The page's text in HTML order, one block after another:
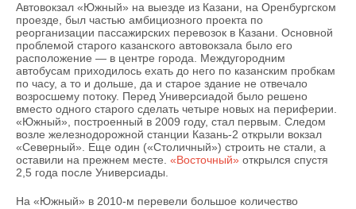
Автовокзал «Южный» на выезде из Казани, на Оренбургском
проезде, был частью амбициозного проекта по
реорганизации пассажирских перевозок в Казани. Основной
проблемой старого казанского автовокзала было его
расположение — в центре города. Междугородним
автобусам приходилось ехать до него по казанским пробкам
по часу, а то и дольше, да и старое здание не отвечало
возросшему потоку. Перед Универсиадой было решено
вместо одного старого сделать четыре новых на периферии.
«Южный», построенный в 2009 году, стал первым. Следом
возле железнодорожной станции Казань-2 открыли вокзал
«Северный». Еще один («Столичный») строить не стали, а
оставили на прежнем месте. «Восточный» открылся спустя
2,5 года после Универсиады.
На «Южный» в 2010-м перевели большое количество